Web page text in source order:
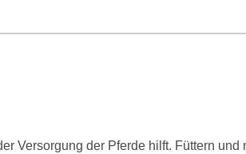
Versorgung der Pferde hilft. Füttern und